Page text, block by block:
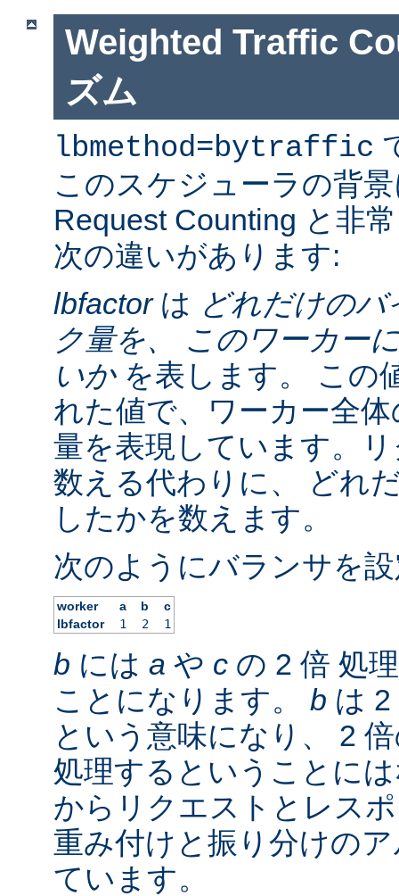
Weighted Traffic
ズム
lbmethod=bytraffic
このスケジューラの背
Request Counting と非
次の違いがあります:
lbfactorは どれだけの
ク量を、 このワーカー
いかを表します。 この
れた値で、ワーカー全
量を表現しています。
数える代わりに、 どれ
したかを数えます。
次のようにバランサを
worker a b
c
lbfactor
1 2 1
b には a や c の 2 倍 処
ことになります。 b は
という意味になり、 2
処理するということに
からリクエストとレス
重み付けと振り分けの
ています。